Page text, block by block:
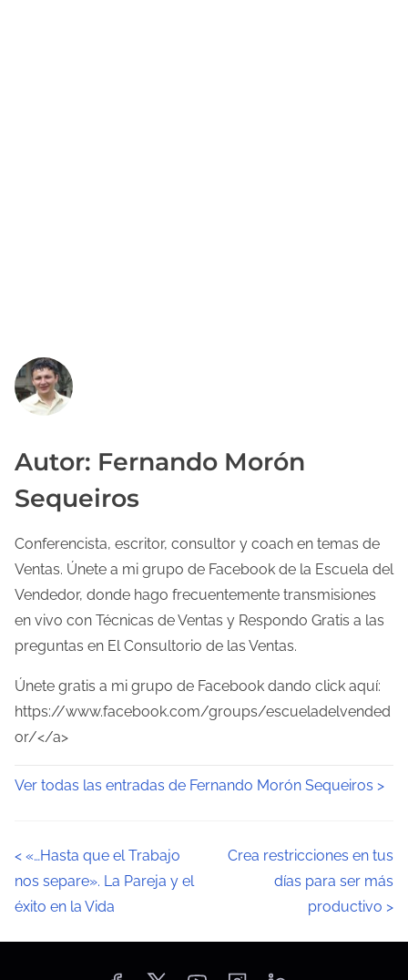
Autor: Fernando Morón
Sequeiros
Conferencista, escritor, consultor y coach en temas de
Ventas. Únete a mi grupo de Facebook de la Escuela del
Vendedor, donde hago frecuentemente transmisiones
en vivo con Técnicas de Ventas y Respondo Gratis a las
preguntas en El Consultorio de las Ventas.
Únete gratis a mi grupo de Facebook dando click aquí:
https://www.facebook.com/groups/escueladelvended
or/</a>
Ver todas las entradas de Fernando Morón Sequeiros >
N
a
< «…Hasta que el Trabajo
nos separe». La Pareja y el
éxito en la Vida
Crea restricciones en tus
días para ser más
productivo >